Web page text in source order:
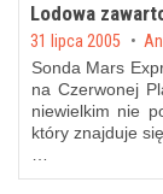
Lodowa
Posted on
31 lipca 2005 by
Sonda Mars
na Czerwonej
niewielkim nie
który znajduje
…